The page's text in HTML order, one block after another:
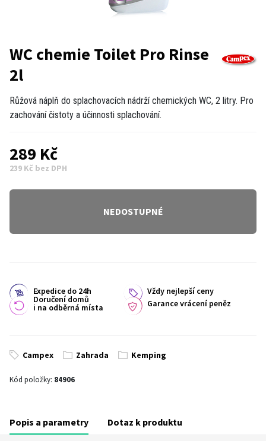
WC chemie Toilet Pro Rinse
2l
Růžová náplň do splachovacích nádrží chemických WC, 2 litry. Pro
zachování čistoty a účinnosti splachování.
289 Kč
239 Kč bez DPH
NEDOSTUPNÉ
Expedice do 24h Vždy nejlepší ceny
Doručení domů
i na odběrná místa Garance vrácení peněz
Campex Zahrada Kemping
Kód položky: 84906
Popis a parametry Dotaz k produktu